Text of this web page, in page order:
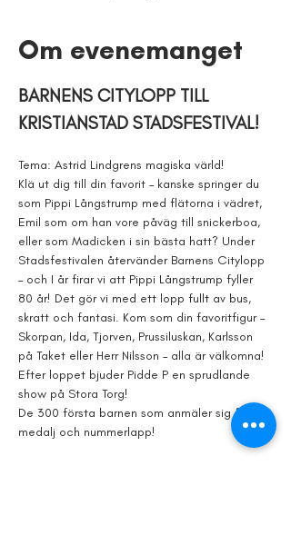
Om evenemanget
BARNENS CITYLOPP TILL
KRISTIANSTAD STADSFESTIVAL!
Tema: Astrid Lindgrens magiska värld!
Klä ut dig till din favorit – kanske springer du
som Pippi Långstrump med flätorna i vädret,
Emil som om han vore påväg till snickerboa,
eller som Madicken i sin bästa hatt? Under
Stadsfestivalen återvänder Barnens Citylopp
– och I år firar vi att Pippi Långstrump fyller
80 år! Det gör vi med ett lopp fullt av bus,
skratt och fantasi. Kom som din favoritfigur –
Skorpan, Ida, Tjorven, Prussiluskan, Karlsson
på Taket eller Herr Nilsson – alla är välkomna!
Efter loppet bjuder Pidde P en sprudlande
show på Stora Torg!
De 300 första barnen som anmäler sig får
medalj och nummerlapp!